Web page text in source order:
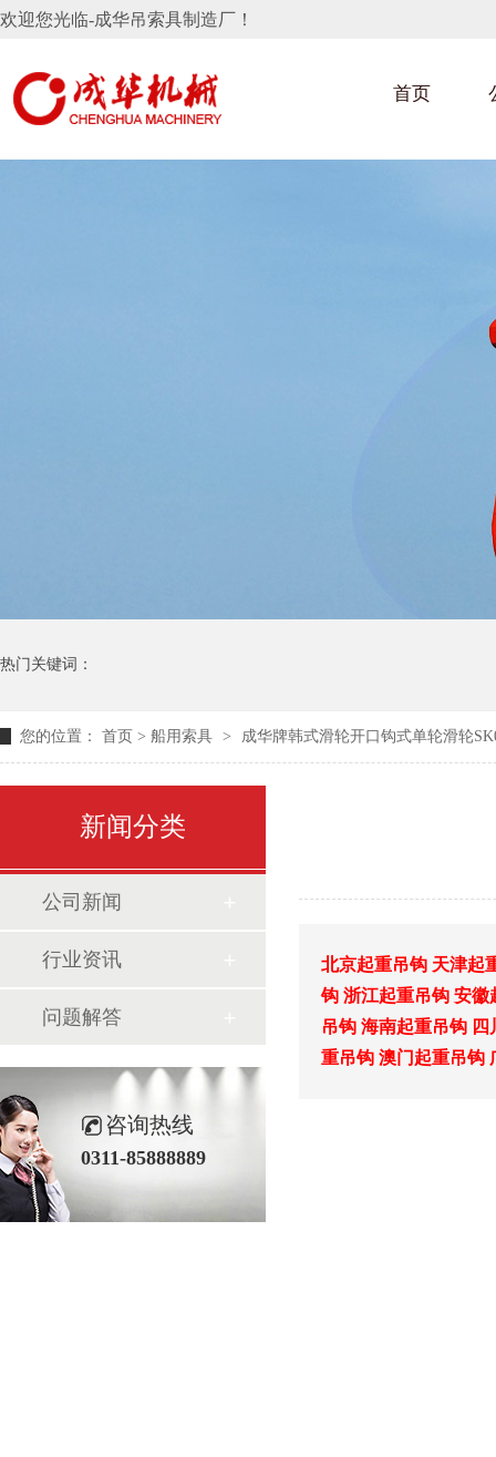
欢迎您光临-成华吊索具制造厂！
首页
热门关键词：
您的位置： 首页 > 船用索具 > 成华牌韩式滑轮开口钩式单轮滑轮
北京起重吊钩 天津起
钩 浙江起重吊钩 安徽
吊钩 海南起重吊钩 四
重吊钩 澳门起重吊钩
新闻分类
公司新闻
行业资讯
问题解答
咨询热线
0311-85888889